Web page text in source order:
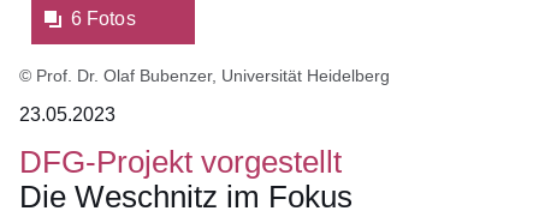
6 Fotos
© Prof. Dr. Olaf Bubenzer, Universität Heidelberg
23.05.2023
DFG-Projekt vorgestellt
Die Weschnitz im Fokus